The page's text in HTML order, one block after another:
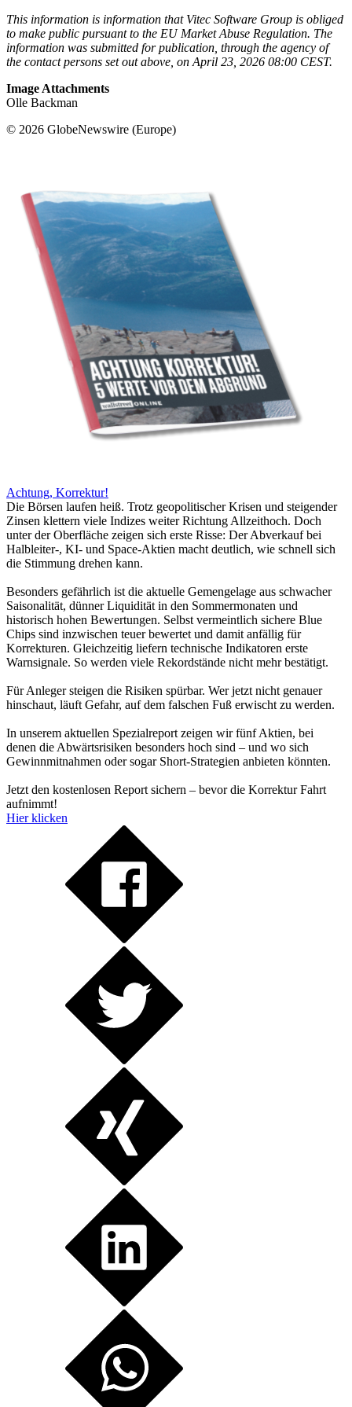
This information is information that Vitec Software Group is obliged
to make public pursuant to the EU Market Abuse Regulation. The
information was submitted for publication, through the agency of
the contact persons set out above, on April 23, 2026 08:00 CEST.
Image Attachments
Olle Backman
© 2026 GlobeNewswire (Europe)
Achtung, Korrektur!
Die Börsen laufen heiß. Trotz geopolitischer Krisen und steigender
Zinsen klettern viele Indizes weiter Richtung Allzeithoch. Doch
unter der Oberfläche zeigen sich erste Risse: Der Abverkauf bei
Halbleiter-, KI- und Space-Aktien macht deutlich, wie schnell sich
die Stimmung drehen kann.
Besonders gefährlich ist die aktuelle Gemengelage aus schwacher
Saisonalität, dünner Liquidität in den Sommermonaten und
historisch hohen Bewertungen. Selbst vermeintlich sichere Blue
Chips sind inzwischen teuer bewertet und damit anfällig für
Korrekturen. Gleichzeitig liefern technische Indikatoren erste
Warnsignale. So werden viele Rekordstände nicht mehr bestätigt.
Für Anleger steigen die Risiken spürbar. Wer jetzt nicht genauer
hinschaut, läuft Gefahr, auf dem falschen Fuß erwischt zu werden.
In unserem aktuellen Spezialreport zeigen wir fünf Aktien, bei
denen die Abwärtsrisiken besonders hoch sind – und wo sich
Gewinnmitnahmen oder sogar Short-Strategien anbieten könnten.
Jetzt den kostenlosen Report sichern – bevor die Korrektur Fahrt
aufnimmt!
Hier klicken